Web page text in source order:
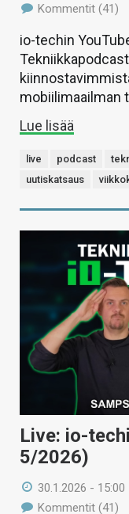
Kommentit (41)
io-techin
mobiilimaailman
Lue lisää
live podcast
uutiskatsaus
Live: io-
5/2026)
30.1.2026 - 15:00
Kommentit (41)